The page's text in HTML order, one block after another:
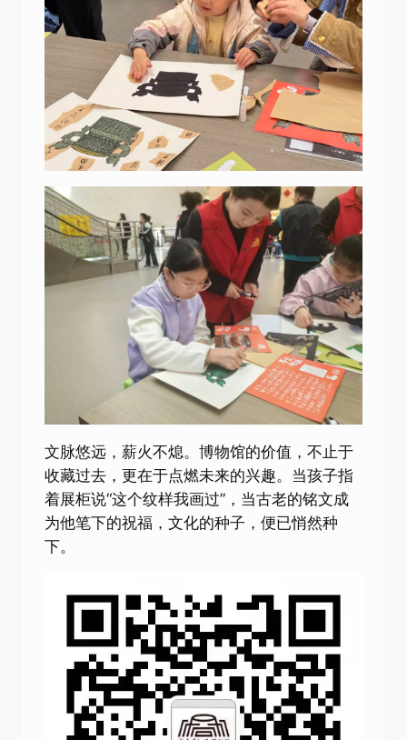
文脉悠远，薪火不熄。博物馆的价值，不止于
收藏过去，更在于点燃未来的兴趣。当孩子指
着展柜说“这个纹样我画过”，当古老的铭文成
为他笔下的祝福，文化的种子，便已悄然种
下。